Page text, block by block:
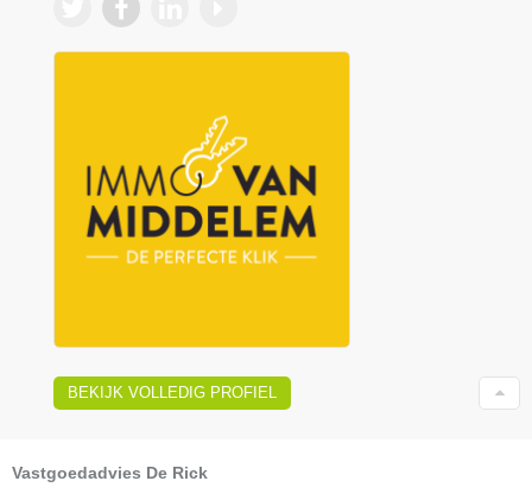
BEKIJK VOLLEDIG PROFIEL
Vastgoedadvies De Rick